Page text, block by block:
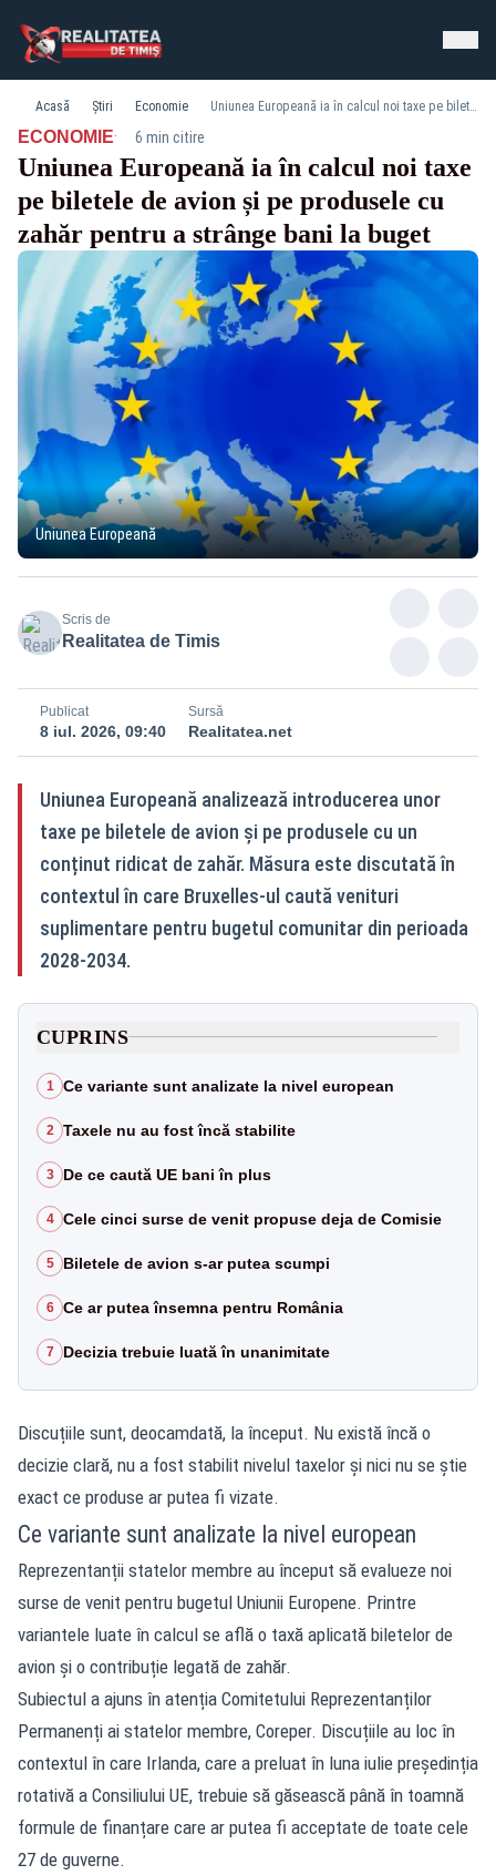
Acasă Știri Economie Uniunea Europeană ia în calcul noi taxe pe biletele de avion și pe produsele cu zahăr pentru a strânge bani la buget
ECONOMIE· 6 min citire
Uniunea Europeană ia în calcul noi taxe
pe biletele de avion și pe produsele cu
zahăr pentru a strânge bani la buget
Uniunea Europeană
Scris de
Realitatea de Timis
Publicat
8 iul. 2026, 09:40
Sursă
Realitatea.net
Uniunea Europeană analizează introducerea unor
taxe pe biletele de avion și pe produsele cu un
conținut ridicat de zahăr. Măsura este discutată în
contextul în care Bruxelles-ul caută venituri
suplimentare pentru bugetul comunitar din perioada
2028-2034.
CUPRINS
1 Ce variante sunt analizate la nivel european
2 Taxele nu au fost încă stabilite
3 De ce caută UE bani în plus
4 Cele cinci surse de venit propuse deja de Comisie
5 Biletele de avion s-ar putea scumpi
6 Ce ar putea însemna pentru România
7 Decizia trebuie luată în unanimitate
Discuțiile sunt, deocamdată, la început. Nu există încă o
decizie clară, nu a fost stabilit nivelul taxelor și nici nu se știe
exact ce produse ar putea fi vizate.
Ce variante sunt analizate la nivel european
Reprezentanții statelor membre au început să evalueze noi
surse de venit pentru bugetul Uniunii Europene. Printre
variantele luate în calcul se află o taxă aplicată biletelor de
avion și o contribuție legată de zahăr.
Subiectul a ajuns în atenția Comitetului Reprezentanților
Permanenți ai statelor membre, Coreper. Discuțiile au loc în
contextul în care Irlanda, care a preluat în luna iulie președinția
rotativă a Consiliului UE, trebuie să găsească până în toamnă
formule de finanțare care ar putea fi acceptate de toate cele
27 de guverne.